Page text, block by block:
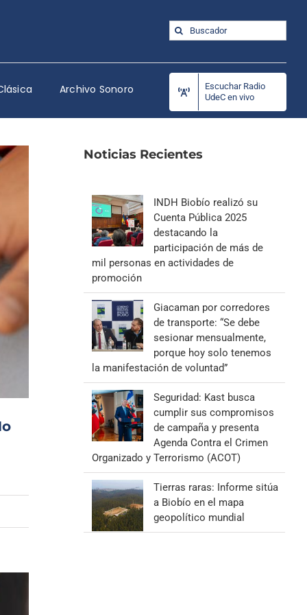
Buscar:
Archivo Sonoro
Escuchar Radio
UdeC en vivo
Noticias Recientes
INDH Biobío realizó su
Cuenta Pública 2025
destacando la
participación de más de
mil personas en actividades de
promoción
Giacaman por corredores
de transporte: “Se debe
sesionar mensualmente,
porque hoy solo tenemos
la manifestación de voluntad”
Seguridad: Kast busca
cumplir sus compromisos
de campaña y presenta
Agenda Contra el Crimen
Organizado y Terrorismo (ACOT)
Tierras raras: Informe sitúa
a Biobío en el mapa
geopolítico mundial